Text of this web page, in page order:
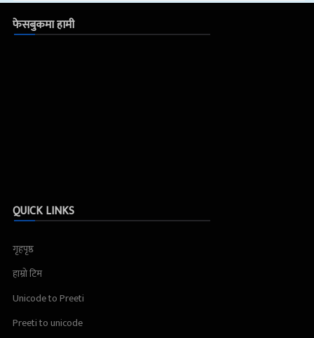
फेसबुकमा हामी
QUICK LINKS
गृहपृष्ठ
हाम्रो टिम
Unicode to Preeti
Preeti to unicode